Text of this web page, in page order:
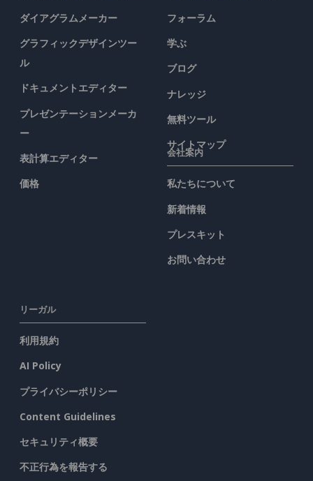
ダイアグラムメーカー
グラフィックデザインツー
ル
ドキュメントエディター
プレゼンテーションメーカ
ー
表計算エディター
価格
フォーラム
学ぶ
ブログ
ナレッジ
無料ツール
サイトマップ
会社案内
私たちについて
新着情報
プレスキット
お問い合わせ
リーガル
利用規約
AI Policy
プライバシーポリシー
Content Guidelines
セキュリティ概要
不正行為を報告する